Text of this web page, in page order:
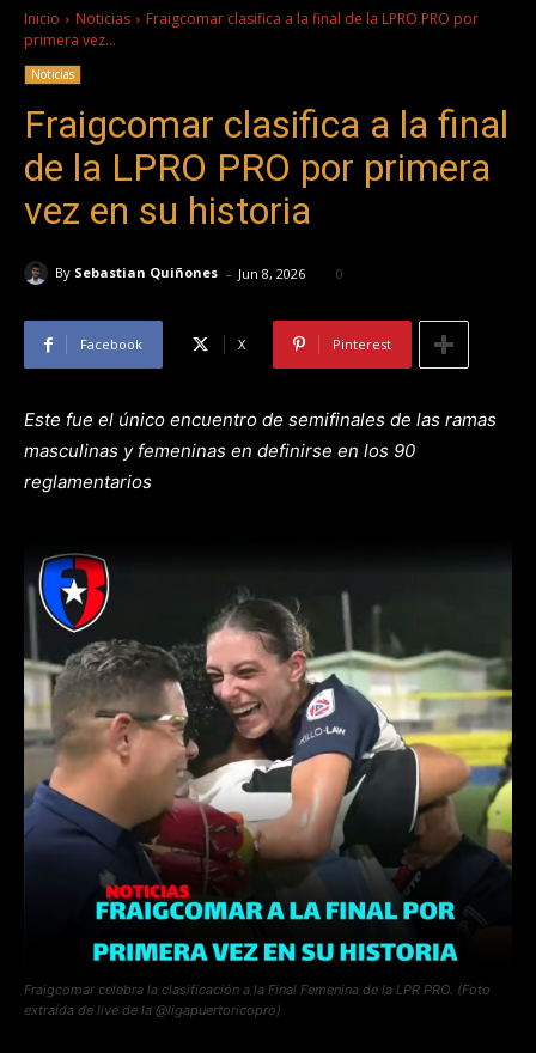
Inicio Noticias
Fraigcomar clasifica a la final de la LPRO PRO por
primera vez...
Noticias
Fraigcomar clasifica a la final
de la LPRO PRO por primera
vez en su historia
By Sebastian Quiñones - Jun 8, 2026 0
Facebook X Pinterest
Este fue el único encuentro de semifinales de las ramas
masculinas y femeninas en definirse en los 90
reglamentarios
Fraigcomar celebra la clasificación a la Final Femenina de la LPR PRO. (Foto
extraída de live de la @ligapuertoricopro)